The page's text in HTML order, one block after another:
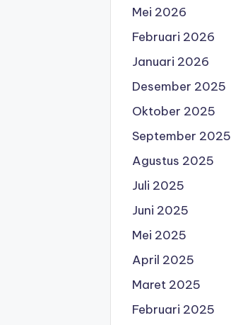
Mei 2026
Februari 2026
Januari 2026
Desember 2025
Oktober 2025
September 2025
Agustus 2025
Juli 2025
Juni 2025
Mei 2025
April 2025
Maret 2025
Februari 2025